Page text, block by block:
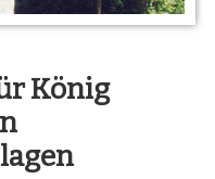
König